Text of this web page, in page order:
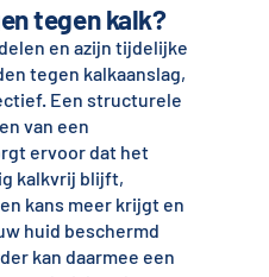
tegen kalk?
en azijn tijdelijke
tegen kalkaanslag,
Een structurele
van een
ervoor dat het
kalkvrij blijft,
kans meer krijgt en
huid beschermd
kan daarmee een